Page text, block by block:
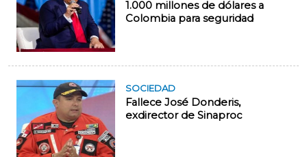
1.000 millones de dólares a
Colombia para seguridad
SOCIEDAD
Fallece José Donderis,
exdirector de Sinaproc